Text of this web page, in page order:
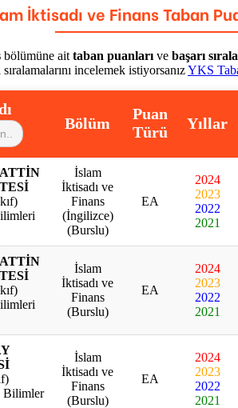
İktisadı ve FinansTaban
bölümüne ait taban puanları ve başarı
sıralamalarını incelemek istiyorsanızYKS
Bölüm
Puan
Türü
Yıllar
İslam
İktisadı ve
Finans
(İngilizce)
(Burslu)
EA
2024
2023
2022
2021
İslam
İktisadı ve
Finans
(Burslu)
EA
2024
2023
2022
2021
Bilimler
İslam
İktisadı ve
Finans
(Burslu)
EA
2024
2023
2022
2021